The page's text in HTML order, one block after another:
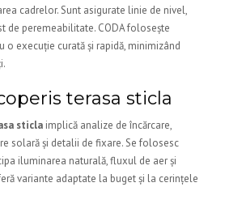
cadrelor. Sunt asigurate linie de nivel,
de peremeabilitate. CODA folosește
o execuție curată și rapidă, minimizând
terasa sticla
sticla implică analize de încărcare,
solară și detalii de fixare. Se folosesc
iluminarea naturală, fluxul de aer și
variante adaptate la buget și la cerințele